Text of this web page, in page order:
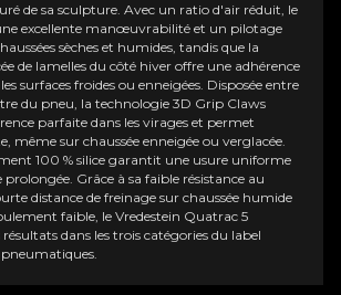
de sa sculpture. Avec un ratio d'air réduit, le
excellente manœuvrabilité et un pilotage
sèches et humides, tandis que la
de lamelles du côté hiver offre une adhérence
surfaces froides ou enneigées. Disposée entre
du pneu, la technologie 3D Grip Claws
parfaite dans les virages et permet
même sur chaussée enneigée ou verglacée.
100 % silice garantit une usure uniforme
prolongée. Grâce à sa faible résistance au
distance de freinage sur chaussée humide
faible, le Vredestein Quatrac 5
dans les trois catégories du label